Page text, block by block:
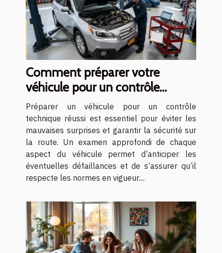
Comment préparer votre
véhicule pour un contrôle
technique réussi ?
Préparer un véhicule pour un contrôle
technique réussi est essentiel pour éviter les
mauvaises surprises et garantir la sécurité sur
la route. Un examen approfondi de chaque
aspect du véhicule permet d’anticiper les
éventuelles défaillances et de s’assurer qu’il
respecte les normes en vigueur....